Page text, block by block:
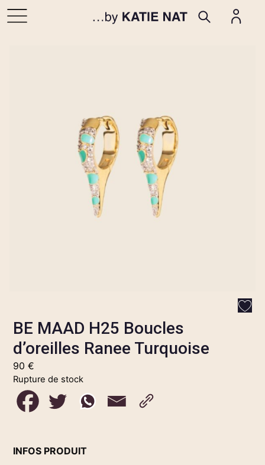
BE MAAD H25 Boucles
d’oreilles Ranee Turquoise
90€
Rupture de stock
INFOS PRODUIT